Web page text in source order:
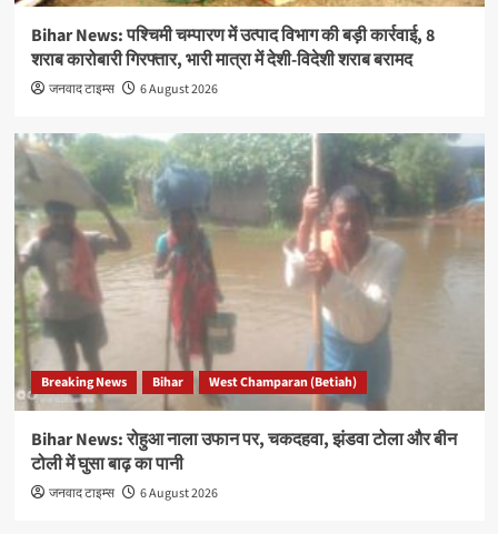
Bihar News: पश्चिमी चम्पारण में उत्पाद विभाग की बड़ी कार्रवाई, 8
शराब कारोबारी गिरफ्तार, भारी मात्रा में देशी-विदेशी शराब बरामद
जनवाद टाइम्स 6 August 2026
Breaking News Bihar West Champaran (Betiah)
Bihar News: रोहुआ नाला उफान पर, चकदहवा, झंडवा टोला और बीन
टोली में घुसा बाढ़ का पानी
जनवाद टाइम्स 6 August 2026